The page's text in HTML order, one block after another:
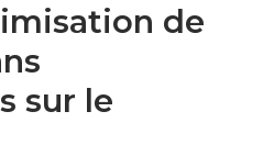
de
sur le